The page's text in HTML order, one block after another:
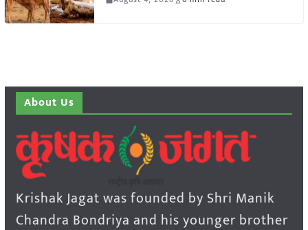
About Us
Krishak Jagat was founded by Shri Manik
Chandra Bondriya and his younger brother